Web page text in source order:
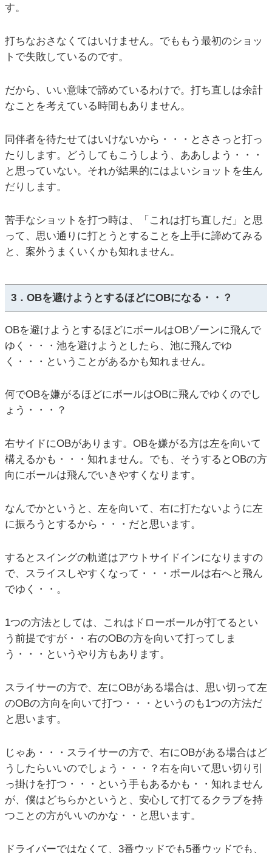
す。
打ちなおさなくてはいけません。でももう最初のショッ
トで失敗しているのです。
だから、いい意味で諦めているわけで。打ち直しは余計
なことを考えている時間もありません。
同伴者を待たせてはいけないから・・・とささっと打っ
たりします。どうしてもこうしよう、ああしよう・・・
と思っていない。それが結果的にはよいショットを生ん
だりします。
苦手なショットを打つ時は、「これは打ち直しだ」と思
って、思い通りに打とうとすることを上手に諦めてみる
と、案外うまくいくかも知れません。
3．OBを避けようとするほどにOBになる・・？
OBを避けようとするほどにボールはOBゾーンに飛んで
ゆく・・・池を避けようとしたら、池に飛んでゆ
く・・・ということがあるかも知れません。
何でOBを嫌がるほどにボールはOBに飛んでゆくのでし
ょう・・・？
右サイドにOBがあります。OBを嫌がる方は左を向いて
構えるかも・・・知れません。でも、そうするとOBの方
向にボールは飛んでいきやすくなります。
なんでかというと、左を向いて、右に打たないように左
に振ろうとするから・・・だと思います。
するとスイングの軌道はアウトサイドインになりますの
で、スライスしやすくなって・・・ボールは右へと飛ん
でゆく・・。
1つの方法としては、これはドローボールが打てるとい
う前提ですが・・右のOBの方を向いて打ってしま
う・・・というやり方もあります。
スライサーの方で、左にOBがある場合は、思い切って左
のOBの方向を向いて打つ・・・というのも1つの方法だ
と思います。
じゃあ・・・スライサーの方で、右にOBがある場合はど
うしたらいいのでしょう・・・？右を向いて思い切り引
っ掛けを打つ・・・という手もあるかも・・知れません
が、僕はどちらかというと、安心して打てるクラブを持
つことの方がいいのかな・・と思います。
ドライバーではなくて、3番ウッドでも5番ウッドでも、